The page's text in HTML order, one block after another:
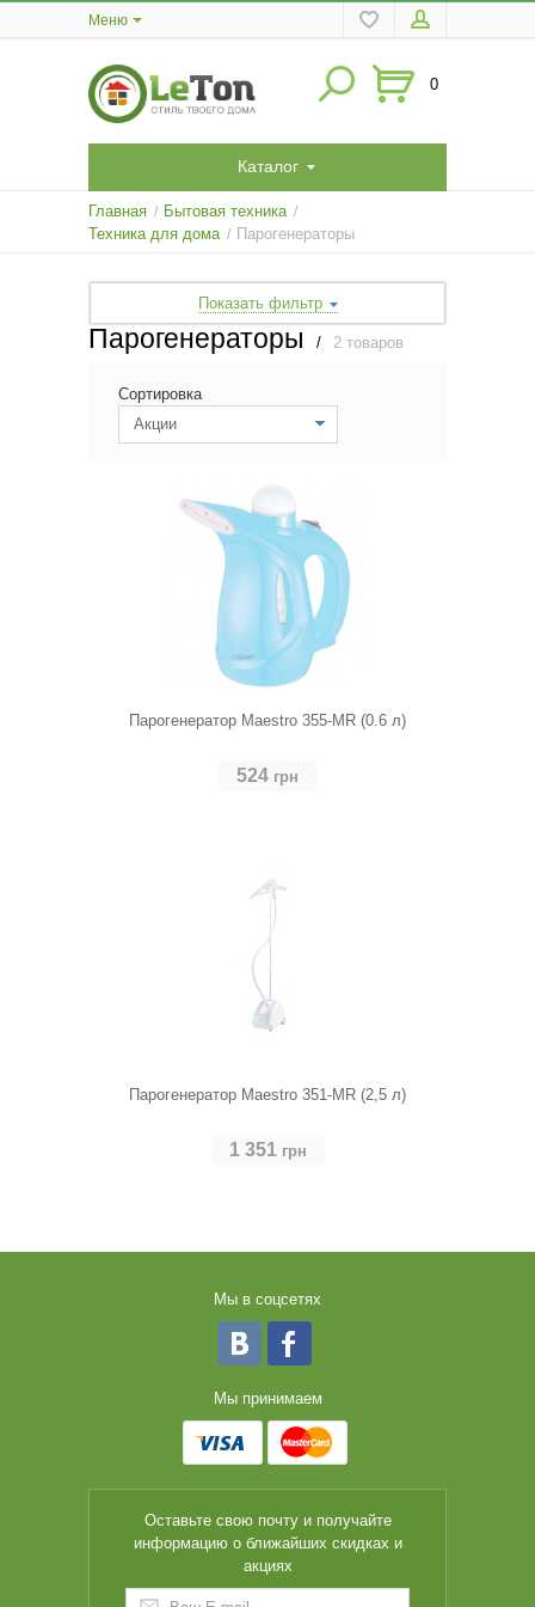
Меню
0
Каталог
Главная / Бытовая техника /
Техника для дома / Парогенераторы
Показать фильтр
Парогенераторы / 2 товаров
Сортировка
Акции
Парогенератор Maestro 355-MR (0.6 л)
524 грн
Парогенератор Maestro 351-MR (2,5 л)
1 351 грн
Мы в соцсетях
Мы принимаем
Оставьте свою почту и получайте
информацию о ближайших скидках и
акциях